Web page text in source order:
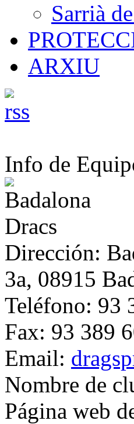
Sarrià
ARXIU
Info de
Dirección:
3a, 08915
Teléfono: 93
Fax: 93 389
Email:
Nombre de
Página web